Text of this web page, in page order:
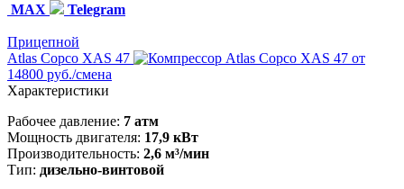
MAX
Telegram
Прицепной
Atlas Copco XAS 47
от
14800 руб./смена
Характеристики
Рабочее давление: 7 атм
Мощность двигателя: 17,9 кВт
Производительность: 2,6 м³/мин
Тип: дизельно-винтовой